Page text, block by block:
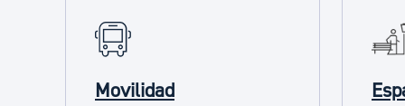
Movilidad